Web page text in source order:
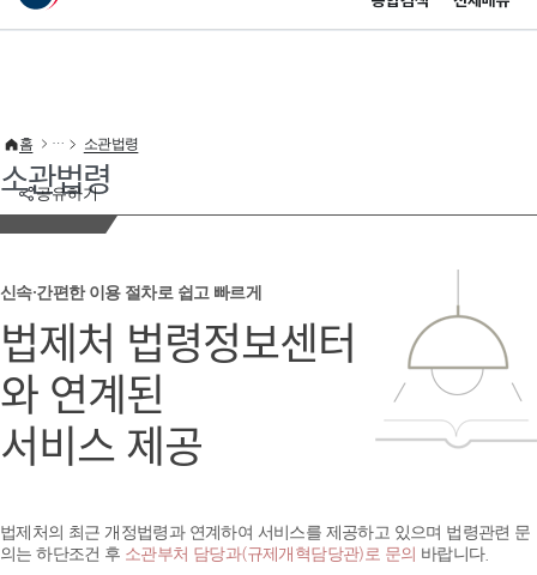
이 누리집은 대한민국 공식 전자정부 누리집입니다.
공유하기
홈 소관법령
소관법령
신속·간편한 이용 절차로 쉽고 빠르게
법제처 법령정보센터
와 연계된
서비스 제공
법제처의 최근 개정법령과 연계하여 서비스를 제공하고 있으며 법령관련 문
의는 하단조건 후 소관부처 담당과(규제개혁담당관)로 문의 바랍니다.